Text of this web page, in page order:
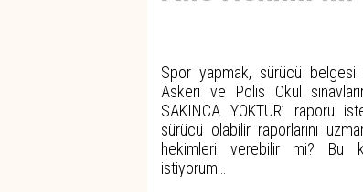
Spor yapmak, sürücü belgesi
Askeri ve Polis Okul
SAKINCA YOKTUR’ raporu
sürücü olabilir raporlarını
hekimleri verebilir mi? Bu
istiyorum…